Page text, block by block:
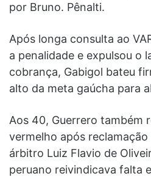
por Bruno. Pênalti.
Após longa consulta ao
a penalidade e expulsou o
cobrança, Gabigol bateu
alto da meta gaúcha para
Aos 40, Guerrero também
vermelho após
árbitro Luiz Flavio de
peruano reivindicava falta